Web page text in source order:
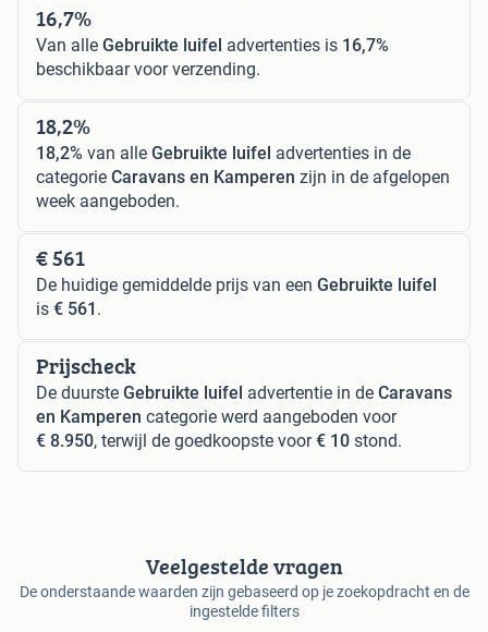
16,7%
Van alle Gebruikte luifel advertenties is 16,7%
beschikbaar voor verzending.
18,2%
18,2% van alle Gebruikte luifel advertenties in de
categorie Caravans en Kamperen zijn in de afgelopen
week aangeboden.
€ 561
De huidige gemiddelde prijs van een Gebruikte luifel
is € 561 .
Prijscheck
De duurste Gebruikte luifel advertentie in de Caravans
en Kamperen categorie werd aangeboden voor
€ 8.950, terwijl de goedkoopste voor€ 10 stond.
Veelgestelde vragen
De onderstaande waarden zijn gebaseerd op je zoekopdracht en de
ingestelde filters